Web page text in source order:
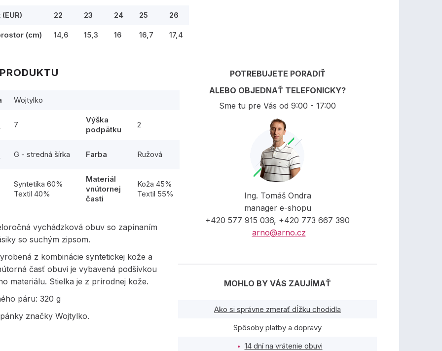
22 23 24 25 26
(cm) 14,6 15,3 16 16,7 17,4
Wojtylko
7
Výška
podpätku
2
G - stredná šírka Farba Ružová
Syntetika 60%
Textil 40%
Materiál
vnútornej
časti
Koža 45%
Textil 55%
vychádzková obuv so zapínaním
so suchým zipsom.
z kombinácie syntetickej kože a
časť obuvi je vybavená podšívkou
materiálu. Stielka je z prírodnej kože.
páru: 320 g
značky Wojtylko.
POTREBUJETE PORADIŤ
ALEBO OBJEDNAŤ TELEFONICKY?
Sme tu pre Vás od 9:00 - 17:00
Ing. Tomáš Ondra
manager e-shopu
+420 577 915 036, +420 773 667 390
arno@arno.cz
MOHLO BY VÁS ZAUJÍMAŤ
Ako si správne zmerať dĺžku chodidla
Spôsoby platby a dopravy
14 dní na vrátenie obuvi